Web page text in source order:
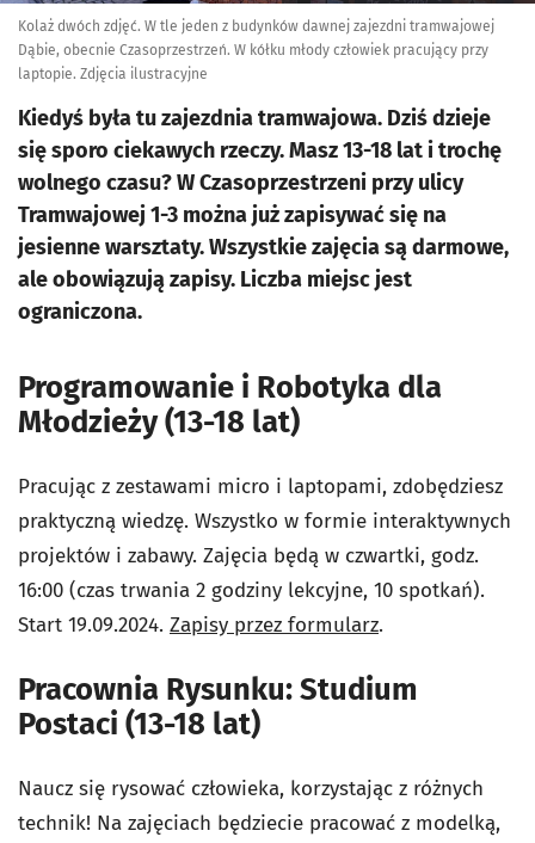
Kolaż dwóch zdjęć. W tle jeden z budynków dawnej zajezdni tramwajowej
Dąbie, obecnie Czasoprzestrzeń. W kółku młody człowiek pracujący przy
laptopie. Zdjęcia ilustracyjne
Kiedyś była tu zajezdnia tramwajowa. Dziś dzieje
się sporo ciekawych rzeczy. Masz 13-18 lat i trochę
wolnego czasu? W Czasoprzestrzeni przy ulicy
Tramwajowej 1-3 można już zapisywać się na
jesienne warsztaty. Wszystkie zajęcia są darmowe,
ale obowiązują zapisy. Liczba miejsc jest
ograniczona.
Programowanie i Robotyka dla
Młodzieży (13-18 lat)
Pracując z zestawami micro i laptopami, zdobędziesz
praktyczną wiedzę. Wszystko w formie interaktywnych
projektów i zabawy. Zajęcia będą w czwartki, godz.
16:00 (czas trwania 2 godziny lekcyjne, 10 spotkań).
Start 19.09.2024. Zapisy przez formularz.
Pracownia Rysunku: Studium
Postaci (13-18 lat)
Naucz się rysować człowieka, korzystając z różnych
technik! Na zajęciach będziecie pracować z modelką,